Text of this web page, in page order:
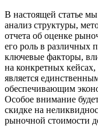
В настоящей статье
анализ структуры,
отчета об оценке
его роль в различных
ключевые факторы,
на конкретных
является
обеспечивающим
Особое внимание
скидке на
рыночной стоимости